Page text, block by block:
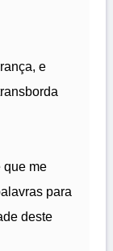
e
que me
para
deste